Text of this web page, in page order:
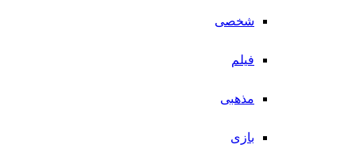
شخصی
فیلم
مذهبی
بازی